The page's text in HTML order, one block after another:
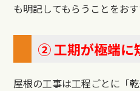
も明記してもらうことをおす
② 工期が極端に
屋根の工事は工程ごとに「